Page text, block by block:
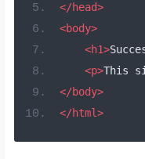
</head>
<body>
<h1>
<p>This
</body>
</html>